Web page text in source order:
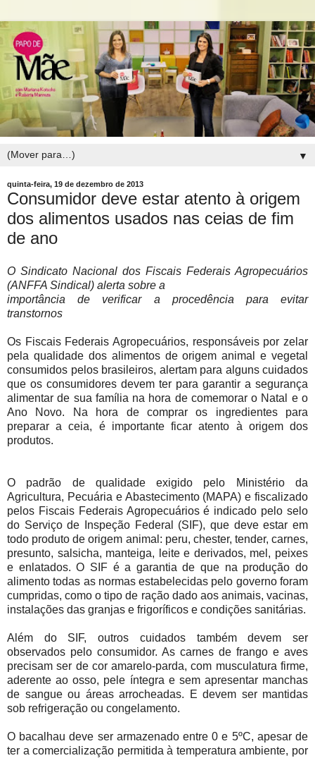
▼
quinta-feira, 19 de dezembro de 2013
Consumidor deve estar atento à origem
dos alimentos usados nas ceias de fim
de ano
O Sindicato Nacional dos Fiscais Federais Agropecuários
(ANFFA Sindical) alerta sobre a
importância de verificar a procedência para evitar
transtornos
Os Fiscais Federais Agropecuários, responsáveis por zelar
pela qualidade dos alimentos de origem animal e vegetal
consumidos pelos brasileiros, alertam para alguns cuidados
que os consumidores devem ter para garantir a segurança
alimentar de sua família na hora de comemorar o Natal e o
Ano Novo. Na hora de comprar os ingredientes para
preparar a ceia, é importante ficar atento à origem dos
produtos.
O padrão de qualidade exigido pelo Ministério da
Agricultura, Pecuária e Abastecimento (MAPA) e fiscalizado
pelos Fiscais Federais Agropecuários é indicado pelo selo
do Serviço de Inspeção Federal (SIF), que deve estar em
todo produto de origem animal: peru, chester, tender, carnes,
presunto, salsicha, manteiga, leite e derivados, mel, peixes
e enlatados. O SIF é a garantia de que na produção do
alimento todas as normas estabelecidas pelo governo foram
cumpridas, como o tipo de ração dado aos animais, vacinas,
instalações das granjas e frigoríficos e condições sanitárias.
Além do SIF, outros cuidados também devem ser
observados pelo consumidor. As carnes de frango e aves
precisam ser de cor amarelo-parda, com musculatura firme,
aderente ao osso, pele íntegra e sem apresentar manchas
de sangue ou áreas arrocheadas. E devem ser mantidas
sob refrigeração ou congelamento.
O bacalhau deve ser armazenado entre 0 e 5ºC, apesar de
ter a comercialização permitida à temperatura ambiente, por